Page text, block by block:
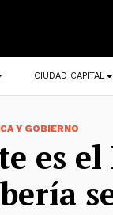
CIUDAD CAPITAL
Y GOBIERNO
es